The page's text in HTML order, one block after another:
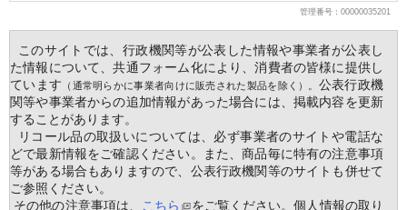
管理番号：00000035201
このサイトでは、行政機関等が公表した情報や事業者が公表し
た情報について、共通フォーム化により、消費者の皆様に提供し
ています
（通常明らかに事業者向けに販売された製品を除く）。 公表行政機
関等や事業者からの追加情報があった場合には、掲載内容を更新
することがあります。
リコール品の取扱いについては、必ず事業者のサイトや電話な
どで最新情報をご確認ください。また、商品毎に特有の注意事項
等がある場合もありますので、公表行政機関等のサイトも併せて
ご参照ください。
その他の注意事項は、
こちら をご覧ください。個人情報の取り